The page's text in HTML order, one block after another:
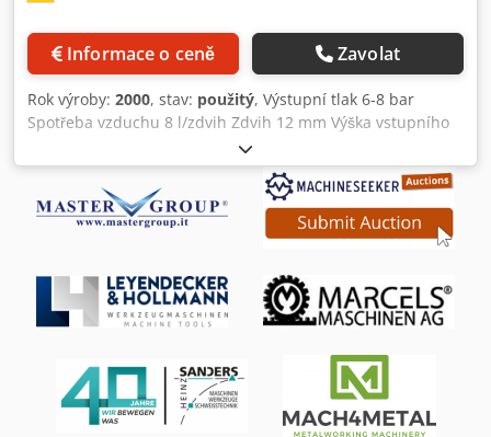
Informace o ceně Zavolat
Rok výroby: 2000, stav: použitý, Výstupní tlak 6-8 bar
Spotřeba vzduchu 8 l/zdvih Zdvih 12 mm Výška vstupního
otvoru 134 mm Počet zdvihů 400 zdvihů/min Lisovací síla
max. 3500 kp Hmotnost stroje cca 80 kg Pneumatický lis
Schüco pro děrovací nástroje Schüco Obj. č. Schüco: 290
124 včetně provozní příručky včetně různých lisovacích
nástrojů! Csdpswva Rbefx Afvsrf Čísla nástrojů: 283073,
282868, 283071, 283072 2 rychloupínací páky pro bezpečné
a rychlé uchycení lisovacích nástrojů